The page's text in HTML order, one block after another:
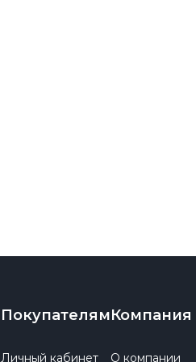
Покупателям
Личный кабинет
Компания
О компании